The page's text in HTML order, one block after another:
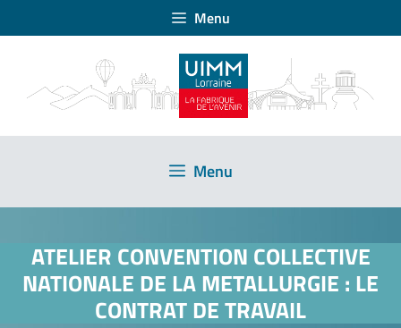
Menu
Menu
ATELIER CONVENTION COLLECTIVE
NATIONALE DE LA METALLURGIE : LE
CONTRAT DE TRAVAIL